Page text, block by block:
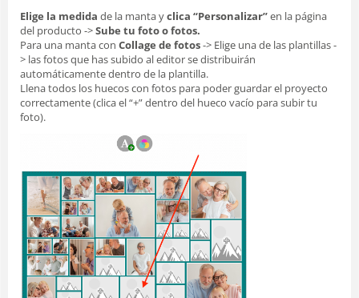
Elige la medida de la manta yclica “Personalizar”en la página
del producto ->Sube tu foto o fotos.
Para una manta con Collage de fotos-> Elige una de las plantillas -
> las fotos que has subido al editor se distribuirán
automáticamente dentro de la plantilla.
Llena todos los huecos con fotos para poder guardar el proyecto
correctamente (clica el “+” dentro del hueco vacío para subir tu
foto).